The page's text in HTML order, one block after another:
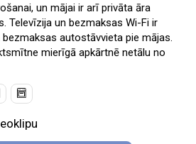
un mājai ir arī privāta āra
Televīzija un bezmaksas Wi-Fi ir
autostāvvieta pie mājas.
mierīgā apkārtnē netālu no